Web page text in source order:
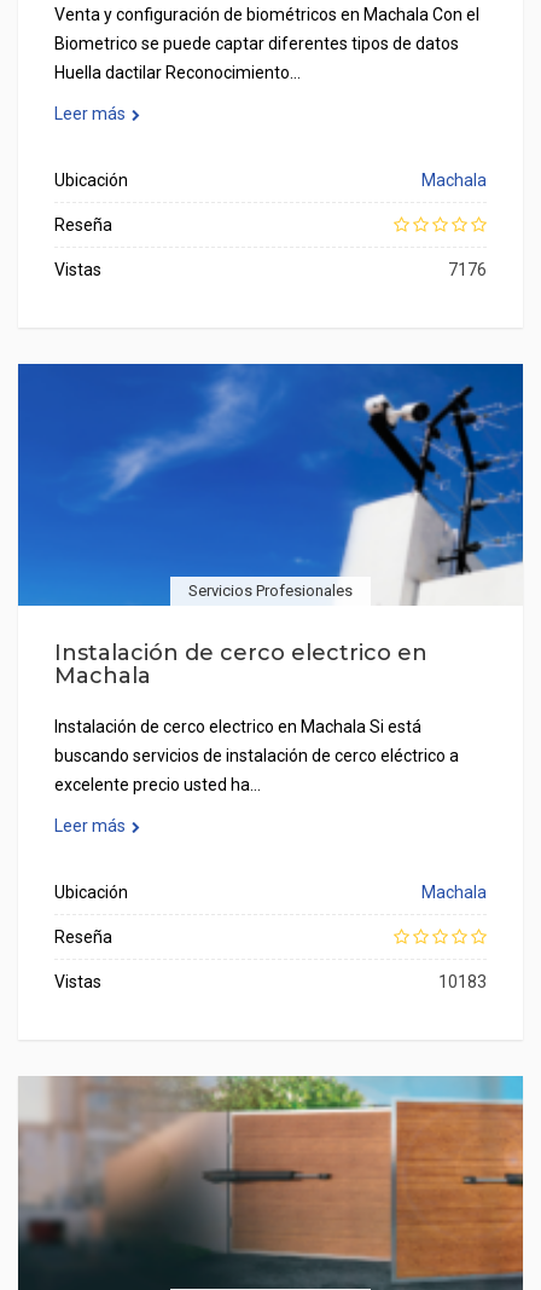
Venta y configuración de biométricos en Machala Con el
Biometrico se puede captar diferentes tipos de datos
Huella dactilar Reconocimiento…
Leer más
Ubicación Machala
Reseña
Vistas 7176
Servicios Profesionales
Instalación de cerco electrico en
Machala
Instalación de cerco electrico en Machala Si está
buscando servicios de instalación de cerco eléctrico a
excelente precio usted ha…
Leer más
Ubicación Machala
Reseña
Vistas 10183